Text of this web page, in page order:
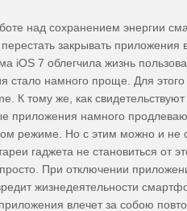
над сохранением энергии
закрывать приложения
iOS 7 облегчила жизнь
стало намного проще. Для
К тому же, как
приложения намного
режиме. Но с этим можно и не
гаджета не становиться от
При отключении
жизнедеятельности
влечет за собою